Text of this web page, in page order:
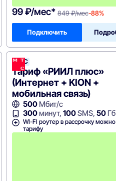
99 ₽/мес* 849 ₽/мес-88%
Подключить
WiFire
МТС
Тариф «РИИЛ плюс»
(Интернет + KION +
мобильная связь)
500 Мбит/с
300минут,100SMS,50 Гб
WI-FI роутер в рассрочку
тарифу